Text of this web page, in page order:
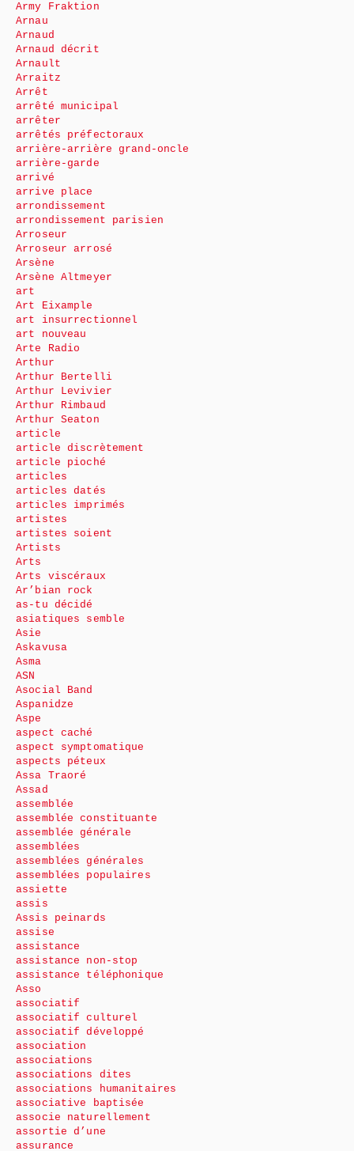
Army Fraktion
Arnau
Arnaud
Arnaud décrit
Arnault
Arraitz
Arrêt
arrêté municipal
arrêter
arrêtés préfectoraux
arrière-arrière grand-oncle
arrière-garde
arrivé
arrive place
arrondissement
arrondissement parisien
Arroseur
Arroseur arrosé
Arsène
Arsène Altmeyer
art
Art Eixample
art insurrectionnel
art nouveau
Arte Radio
Arthur
Arthur Bertelli
Arthur Levivier
Arthur Rimbaud
Arthur Seaton
article
article discrètement
article pioché
articles
articles datés
articles imprimés
artistes
artistes soient
Artists
Arts
Arts viscéraux
Ar’bian rock
as-tu décidé
asiatiques semble
Asie
Askavusa
Asma
ASN
Asocial Band
Aspanidze
Aspe
aspect caché
aspect symptomatique
aspects péteux
Assa Traoré
Assad
assemblée
assemblée constituante
assemblée générale
assemblées
assemblées générales
assemblées populaires
assiette
assis
Assis peinards
assise
assistance
assistance non-stop
assistance téléphonique
Asso
associatif
associatif culturel
associatif développé
association
associations
associations dites
associations humanitaires
associative baptisée
associe naturellement
assortie d’une
assurance